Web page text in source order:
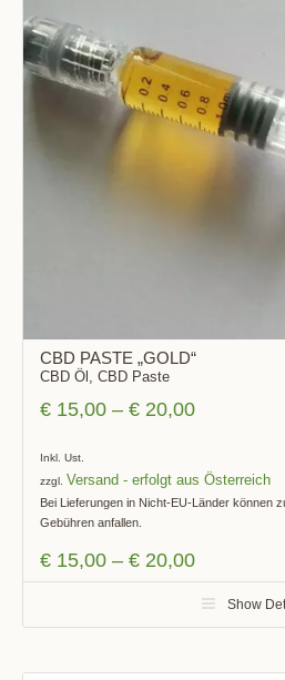
CBD PASTE „GOLD“
CBD Öl ,CBD Paste
€ 15,00 –€ 20,00
Inkl. Ust.
zzgl. Versand
Bei Lieferungen in Nicht-EU-Länder können
Gebühren anfallen.
€ 15,00 –€ 20,00
Show